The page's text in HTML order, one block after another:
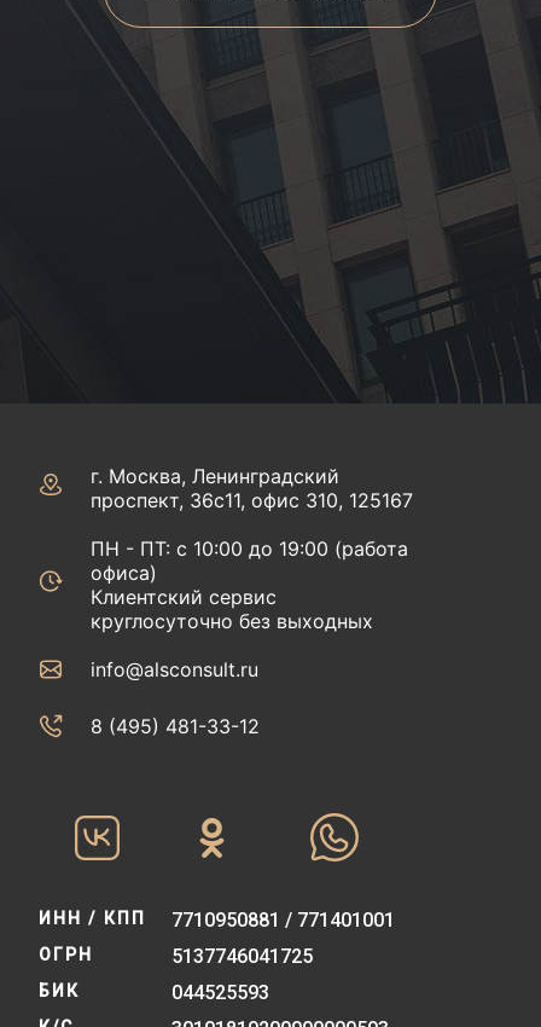
г. Москва, Ленинградский
проспект, 36с11, офис 310, 125167
ПН - ПТ: с 10:00 до 19:00 (работа
офиса)
Клиентский сервис
круглосуточно без выходных
info@alsconsult.ru
8 (495) 481-33-12‬‬
ИНН / КПП 7710950881 / 771401001
ОГРН 5137746041725
БИК 044525593